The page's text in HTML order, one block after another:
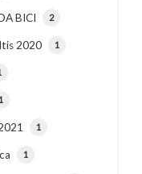
BICI 2
2020 1
1
1
1